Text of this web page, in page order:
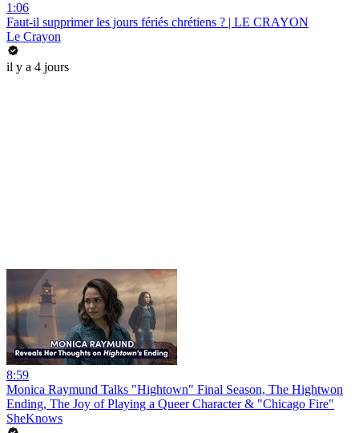
1:06
Faut-il supprimer les jours fériés chrétiens ? | LE CRAYON
Le Crayon
il y a 4 jours
8:59
Monica Raymund Talks "Hightown" Final Season, The Hightwon
Ending, The Joy of Playing a Queer Character & "Chicago Fire"
SheKnows